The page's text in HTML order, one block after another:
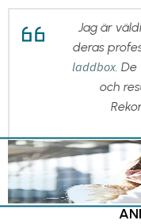
Jag är
deras
laddbox.
och